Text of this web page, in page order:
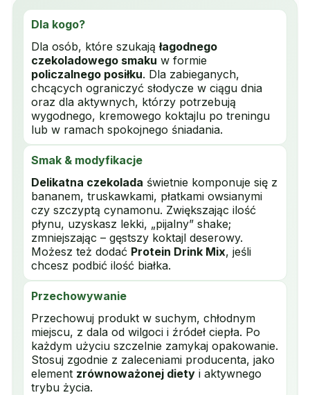
Dla kogo?
Dla osób, które szukająłagodnego
czekoladowego smaku w formie
policzalnego posiłku. Dla zabieganych,
chcących ograniczyć słodycze w ciągu dnia
oraz dla aktywnych, którzy potrzebują
wygodnego, kremowego koktajlu po treningu
lub w ramach spokojnego śniadania.
Smak & modyfikacje
Delikatna czekolada świetnie komponuje się z
bananem, truskawkami, płatkami owsianymi
czy szczyptą cynamonu. Zwiększając ilość
płynu, uzyskasz lekki, „pijalny” shake;
zmniejszając – gęstszy koktajl deserowy.
Możesz też dodać Protein Drink Mix, jeśli
chcesz podbić ilość białka.
Przechowywanie
Przechowuj produkt w suchym, chłodnym
miejscu, z dala od wilgoci i źródeł ciepła. Po
każdym użyciu szczelnie zamykaj opakowanie.
Stosuj zgodnie z zaleceniami producenta, jako
element zrównoważonej diety i aktywnego
trybu życia.